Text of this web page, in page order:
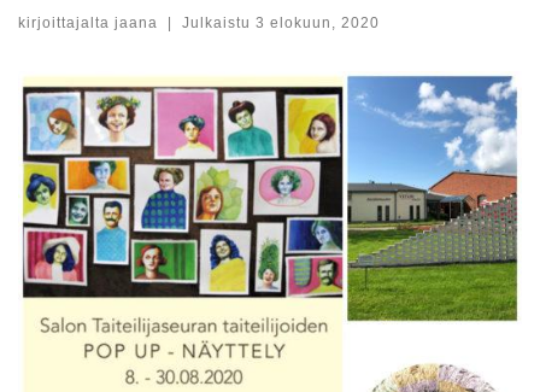
kirjoittajalta jaana Julkaistu 3 elokuun, 2020